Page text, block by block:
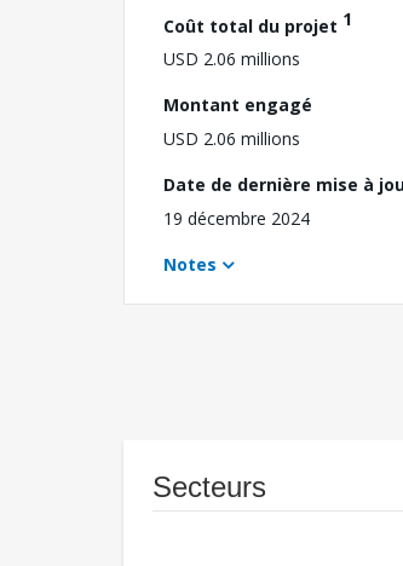
Coût total du projet 1
USD 2.06 millions
Montant engagé
USD 2.06 millions
Date de dernière mise à
19 décembre 2024
Notes
Secteurs